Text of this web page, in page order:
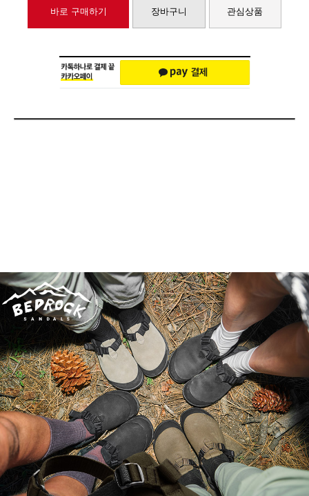
바로 구매하기 장바구니 관심상품